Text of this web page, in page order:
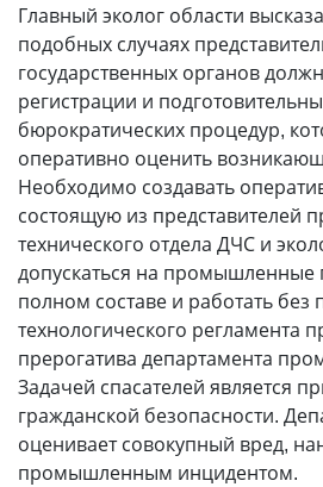
Главный эколог области
подобных случаях
государственных органов
регистрации и
бюрократических процедур,
оперативно оценить
Необходимо создавать
состоящую из представителей
технического отдела ДЧС и
допускаться на промышленные
полном составе и работать
технологического регламента
прерогатива департамента
Задачей спасателей является
гражданской безопасности.
оценивает совокупный вред,
промышленным инцидентом.